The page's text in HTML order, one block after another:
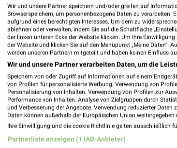
NORMA Freilassing
Wir und unsere Partner speichern und/oder greifen auf
Browserspeichern, um personenbezogene Daten zu
aufgrund eines berechtigten Interesses. Um dem zu
ablehnen oder verwalten, indem Sie auf die Schaltfläche
der linken unteren Ecke der Website klicken. Um Ihre
der Website und klicken Sie auf den Menüpunkt „Meine Daten“.
werden unseren Partnern mitgeteilt und haben keinen Einfluss
Wir und unsere Partner verarbeiten Daten, um die
Speichern von oder Zugriff auf Informationen auf einem
von Profilen für personalisierte Werbung. Verwendung von
Personalisierung von Inhalten. Verwendung von Profilen zur
Performance von Inhalten. Analyse von Zielgruppen durch
und Verbesserung der Angebote. Verwendung reduzierter Daten
Daten können außerhalb der Europäischen Union weitergegeben
Ihre Einwilligung und die cookie Richtlinie gelten ausschließlich
Partnerliste anzeigen (1 IAB-Anbieter)